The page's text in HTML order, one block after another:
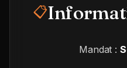
📋
Mandat :